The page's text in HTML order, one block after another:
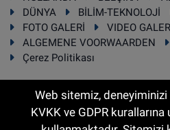
DÜNYA
BİLİM-TEKNOLOJİ
FOTO GALERİ
VIDEO
ALGEMENE VOORWAARDEN
Çerez Politikası
RSS Copyright © 2025
Web sitemiz,
KVKK ve GDPR